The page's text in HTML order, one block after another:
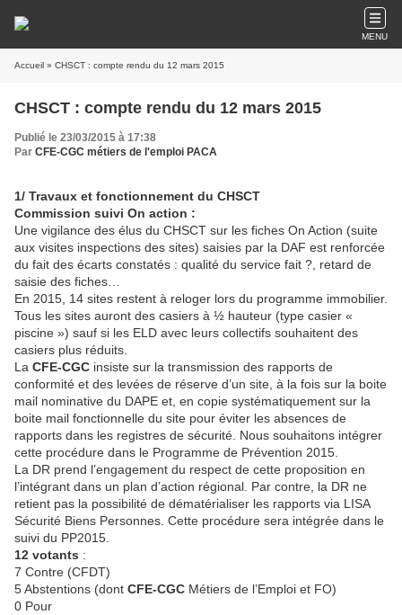
MENU
Accueil » CHSCT : compte rendu du 12 mars 2015
CHSCT : compte rendu du 12 mars 2015
Publié le 23/03/2015 à 17:38
Par CFE-CGC métiers de l'emploi PACA
1/ Travaux et fonctionnement du CHSCT
Commission suivi On action :
Une vigilance des élus du CHSCT sur les fiches On Action (suite
aux visites inspections des sites) saisies par la DAF est renforcée
du fait des écarts constatés : qualité du service fait ?, retard de
saisie des fiches…
En 2015, 14 sites restent à reloger lors du programme immobilier.
Tous les sites auront des casiers à ½ hauteur (type casier «
piscine ») sauf si les ELD avec leurs collectifs souhaitent des
casiers plus réduits.
La CFE-CGC insiste sur la transmission des rapports de
conformité et des levées de réserve d’un site, à la fois sur la boite
mail nominative du DAPE et, en copie systématiquement sur la
boite mail fonctionnelle du site pour éviter les absences de
rapports dans les registres de sécurité. Nous souhaitons intégrer
cette procédure dans le Programme de Prévention 2015.
La DR prend l’engagement du respect de cette proposition en
l’intégrant dans un plan d’action régional. Par contre, la DR ne
retient pas la possibilité de dématérialiser les rapports via LISA
Sécurité Biens Personnes. Cette procédure sera intégrée dans le
suivi du PP2015.
12 votants :
7 Contre (CFDT)
5 Abstentions (dont CFE-CGC Métiers de l’Emploi et FO)
0 Pour